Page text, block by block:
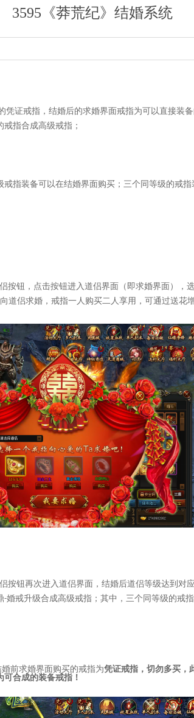
3595《莽荒纪》结婚系统
凭证戒指，结婚后的求婚界面戒指为可以直接装
指合成高级戒指；
戒指装备可以在结婚界面购买；三个同等级的戒
按钮，点击按钮进入道侣界面（即求婚界面），
道侣求婚，戒指一人购买二人享用，可通过送花
按钮再次进入道侣界面，结婚后道侣等级达到对
-婚戒升级合成高级戒指；其中，三个同等级的戒
前求婚界面购买的戒指为凭证戒指，切勿多买，
合成的装备戒指！